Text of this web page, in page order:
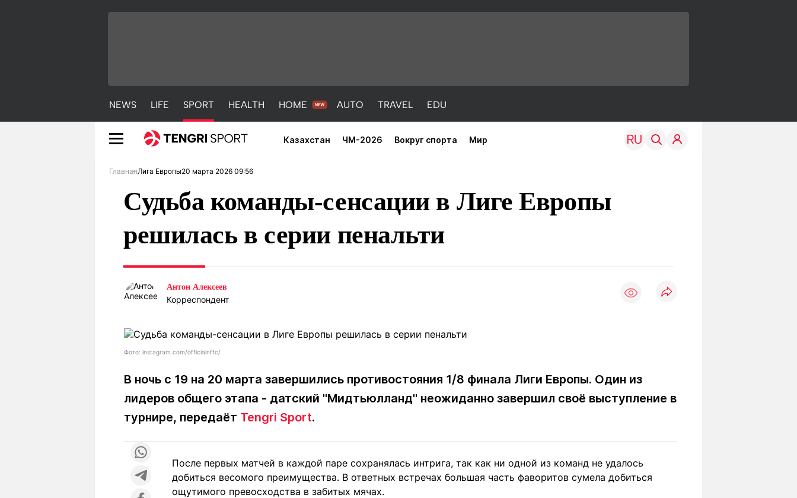
NEWS LIFE SPORT HEALTH HOME AUTO TRAVEL EDU
Казахстан ЧМ-2026 Вокруг спорта Мир
Погода
Рейтинги
Учебные
О проекте Контакты редакции Вакансии Реклама Пресс-центр Светлая тема
Редакция
+7 (777) 001 44 99 +7 (700) 3 888 188
ГлавнаяЛига Европы20 марта 2026 09:56
Судьба команды-сенсации в Лиге Европы
решилась в серии пенальти
Антон Алексеев
Корреспондент
Фото: instagram.com/officialnffc/
В ночь с 19 на 20 марта завершились противостояния 1/8 финала Лиги Европы. Один из
лидеров общего этапа - датский "Мидтьюлланд" неожиданно завершил своё выступление в
турнире, передаёт Tengri Sport.
После первых матчей в каждой паре сохранялась интрига, так как ни одной из команд не удалось
добиться весомого преимущества. В ответных встречах большая часть фаворитов сумела добиться
ощутимого превосходства в забитых мячах.